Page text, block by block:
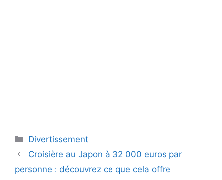
Catégories
Divertissement
Croisière au Japon à 32 000 euros par
personne : découvrez ce que cela offre